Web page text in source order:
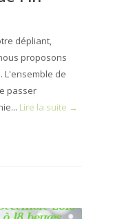
dépliant,
proposons
L'ensemble de
passer
Lire la suite →